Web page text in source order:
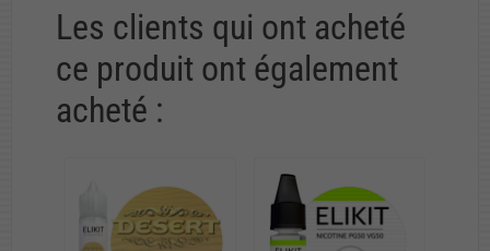
Les clients qui ont acheté
ce produit ont également
acheté :